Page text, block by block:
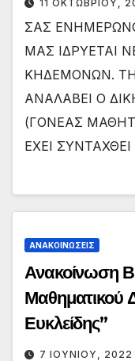
11 ΟΚΤΩΒΡΊΟΥ,
ΣΑΣ
ΜΑΣ ΙΔΡΥΕΤΑΙ
ΚΗΔΕΜΟΝΩΝ.
ΑΝΑΛΑΒΕΙ Ο
(ΓΟΝΕΑΣ
ΕΧΕΙ
ΑΝΑΚΟΙΝΏΣΕΙΣ
Ανακοίνωση
Μαθηματικού
Ευκλείδης”
7 ΙΟΥΝΊΟΥ, 2022